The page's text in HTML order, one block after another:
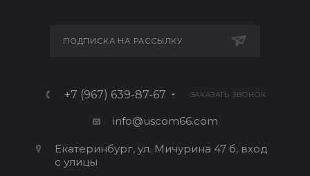
ПОДПИСКА НА РАССЫЛКУ
+7 (967) 639-87-67 ЗАКАЗАТЬ ЗВОНОК
info@uscom66.com
Екатеринбург, ул. Мичурина 47 б, вход
с улицы